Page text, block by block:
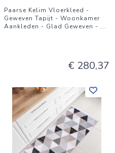
Paarse Kelim Vloerkleed -
Geweven Tapijt - Woonkamer
Aankleden - Glad Geweven - ...
€ 280,37